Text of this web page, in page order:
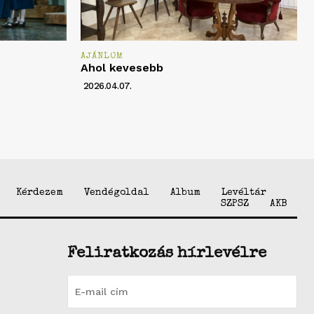
AJÁNLOM
Ahol kevesebb
2026.04.07.
Kérdezem Vendégoldal Album
Levéltár
SZPSZ
AKB
Feliratkozás hírlevélre